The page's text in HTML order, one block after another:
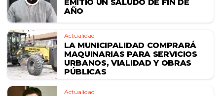
EMITIÓ UN SALUDO DE FIN DE
AÑO
Actualidad
LA MUNICIPALIDAD COMPRARÁ
MAQUINARIAS PARA SERVICIOS
URBANOS, VIALIDAD Y OBRAS
PÚBLICAS
Actualidad